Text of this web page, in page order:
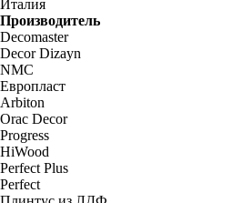
Италия
Производитель
Decomaster
Decor Dizayn
NMC
Европласт
Arbiton
Orac Decor
Progress
HiWood
Perfect Plus
Perfect